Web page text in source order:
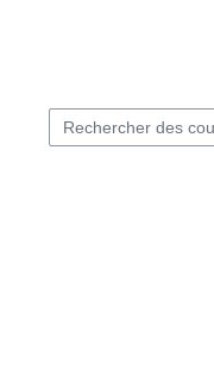
Rechercher des cours